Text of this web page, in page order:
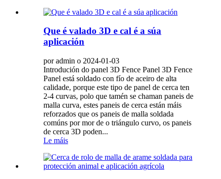
Que é valado 3D e cal é a súa
aplicación
por admin o 2024-01-03
Introdución do panel 3D Fence Panel 3D Fence
Panel está soldado con fío de aceiro de alta
calidade, porque este tipo de panel de cerca ten
2-4 curvas, polo que tamén se chaman paneis de
malla curva, estes paneis de cerca están máis
reforzados que os paneis de malla soldada
comúns por mor de o triángulo curvo, os paneis
de cerca 3D poden...
Le máis